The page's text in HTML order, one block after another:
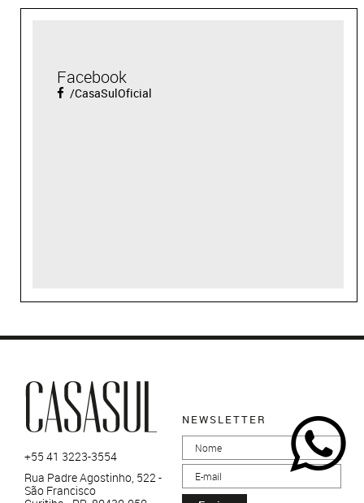
Facebook
/CasaSulOficial
+55 41 3223-3554
Rua Padre Agostinho, 522 -
São Francisco
NEWSLETTER